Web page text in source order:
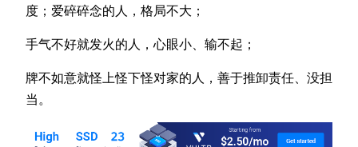
度；爱碎碎念的人，格局不大；
手气不好就发火的人，心眼小、输不起；
牌不如意就怪上怪下怪对家的人，善于推卸责任、没担
当。